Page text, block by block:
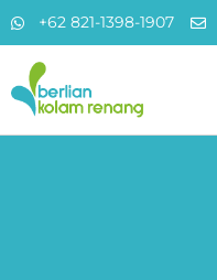
+62 821-1398-1907